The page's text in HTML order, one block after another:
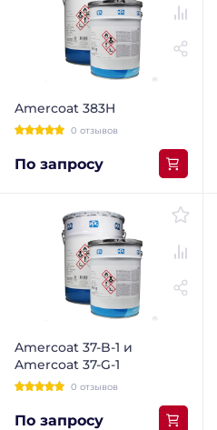
Amercoat 383H
0 отзывов
По запросу
Amercoat 37-B-1 и
Amercoat 37-G-1
0 отзывов
По запросу